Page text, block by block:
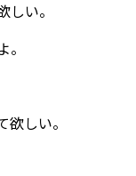
い。
しい。